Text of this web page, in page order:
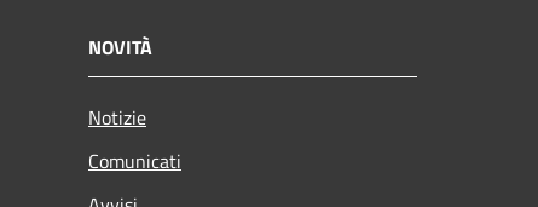
NOVITÀ
Notizie
Comunicati